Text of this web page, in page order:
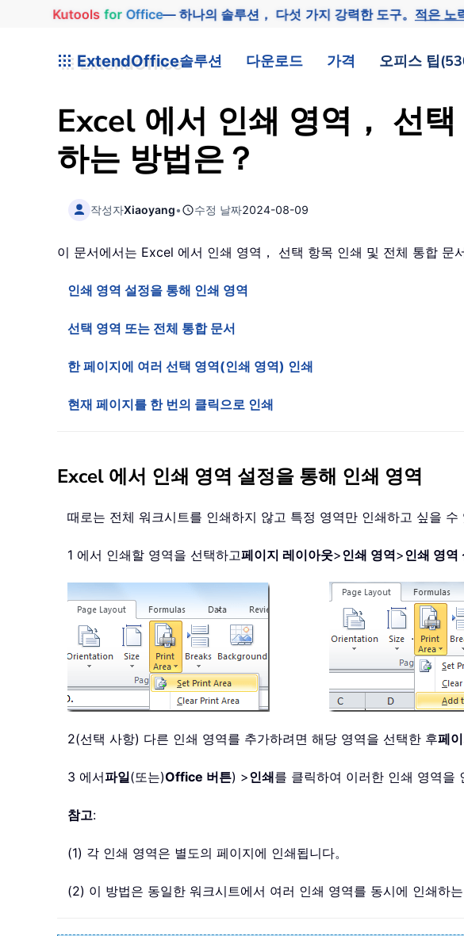
Kutools for Office— 하나의 솔루션， 다섯 가지 강력한 도구。 적은 노
ExtendOffice솔루션 다운로드 가격 오피스 팁
Excel 에서 인쇄 영역， 선
하는 방법은？
작성자Xiaoyang• 수정 날짜2024-08-09
이 문서에서는 Excel 에서 인쇄 영역， 선택 항목 인쇄 및 전체 통합 문
인쇄 영역 설정을 통해 인쇄 영역
선택 영역 또는 전체 통합 문서
한 페이지에 여러 선택 영역(인쇄 영역) 인쇄
현재 페이지를 한 번의 클릭으로 인쇄
Excel 에서 인쇄 영역 설정을 통해 인쇄 영역
때로는 전체 워크시트를 인쇄하지 않고 특정 영역만 인쇄하고 싶을
1 에서 인쇄할 영역을 선택하고페이지 레이아웃>인쇄 영역>인쇄 영역
2(선택 사항) 다른 인쇄 영역를 추가하려면 해당 영역을 선택한 후페
3 에서파일(또는)Office 버튼) >인쇄를 클릭하여 이러한 인쇄 영역을
참고:
(1) 각 인쇄 영역은 별도의 페이지에 인쇄됩니다。
(2) 이 방법은 동일한 워크시트에서 여러 인쇄 영역를 동시에 인쇄하는